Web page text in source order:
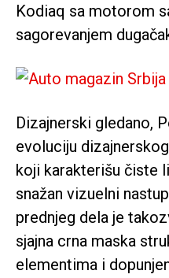
Kodiaq sa motorom
sagorevanjem
Dizajnerski gledano,
evoluciju
koji karakterišu čiste
snažan vizuelni
prednjeg dela je
sjajna crna maska
elementima i